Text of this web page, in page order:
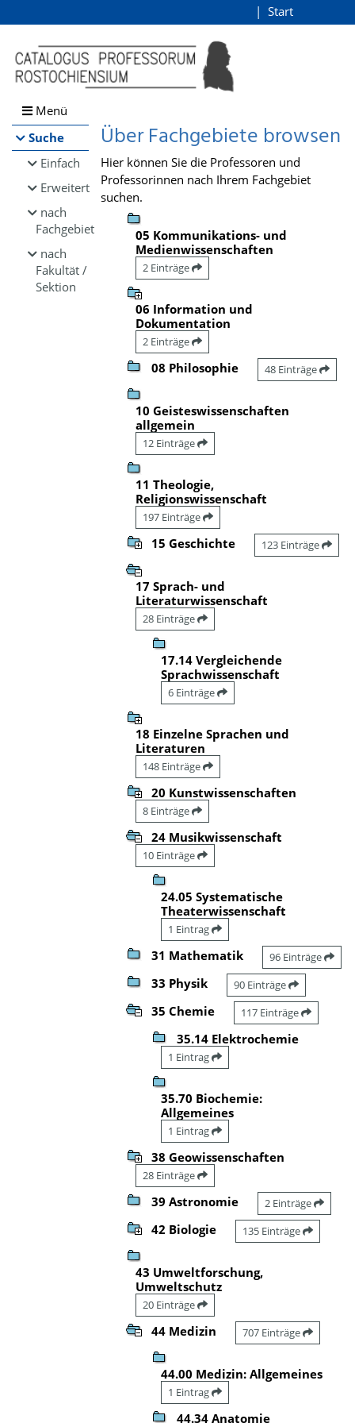
Browsen
direkt zum Inhalt
Start
Menü
Suche
Einfach
Erweitert
nach
Fachgebiet
nach
Fakultät /
Sektion
Über Fachgebiete browsen
Hier können Sie die Professoren und
Professorinnen nach Ihrem Fachgebiet
suchen.
05 Kommunikations- und
Medienwissenschaften
2 Einträge
06 Information und
Dokumentation
2 Einträge
08 Philosophie 48 Einträge
10 Geisteswissenschaften
allgemein
12 Einträge
11 Theologie,
Religionswissenschaft
197 Einträge
15 Geschichte 123 Einträge
17 Sprach- und
Literaturwissenschaft
28 Einträge
17.14 Vergleichende
Sprachwissenschaft
6 Einträge
18 Einzelne Sprachen und
Literaturen
148 Einträge
20 Kunstwissenschaften
8 Einträge
24 Musikwissenschaft
10 Einträge
24.05 Systematische
Theaterwissenschaft
1 Eintrag
31 Mathematik 96 Einträge
33 Physik 90 Einträge
35 Chemie 117 Einträge
35.14 Elektrochemie
1 Eintrag
35.70 Biochemie:
Allgemeines
1 Eintrag
38 Geowissenschaften
28 Einträge
39 Astronomie 2 Einträge
42 Biologie 135 Einträge
43 Umweltforschung,
Umweltschutz
20 Einträge
44 Medizin 707 Einträge
44.00 Medizin: Allgemeines
1 Eintrag
44.34 Anatomie